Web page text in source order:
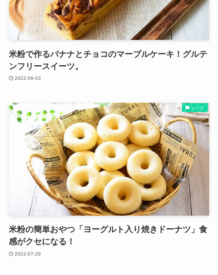
米粉で作るバナナとチョコのマーブルケーキ！グルテ
ンフリースイーツ。
2022-08-03
レシピ
米粉の簡単おやつ「ヨーグルト入り焼きドーナツ」食
感がクセになる！
2022-07-29